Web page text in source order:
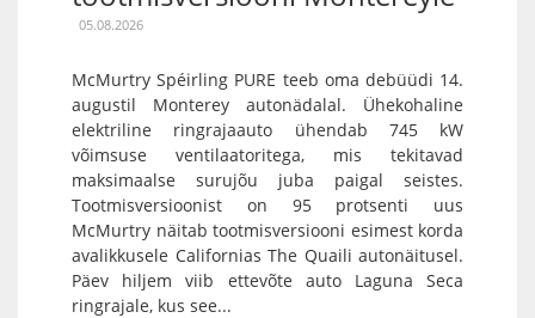
05.08.2026
McMurtry Spéirling PURE teeb oma debüüdi 14.
augustil Monterey autonädalal. Ühekohaline
elektriline ringrajaauto ühendab 745 kW
võimsuse ventilaatoritega, mis tekitavad
maksimaalse surujõu juba paigal seistes.
Tootmisversioonist on 95 protsenti uus
McMurtry näitab tootmisversiooni esimest korda
avalikkusele Californias The Quaili autonäitusel.
Päev hiljem viib ettevõte auto Laguna Seca
ringrajale, kus see...